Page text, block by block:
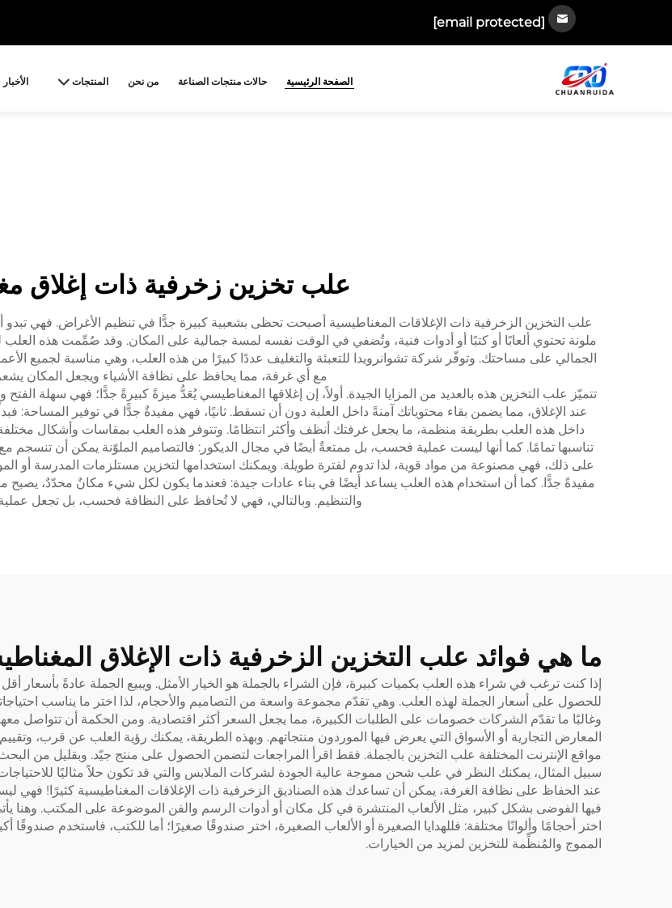
[email protected]
الصفحة الرئيسية حالات منتجات الصناعة من نحن المنتجات الأخبار
علب تخزين زخرفية ذات إغلاق
علب التخزين الزخرفية ذات الإغلاقات المغناطيسية أصبحت تحظى بشعبية كبيرة جدًّا في تنظيم الأغراض. فهي تبدو
ملونة تحتوي ألعابًا أو كتبًا أو أدوات فنية، وتُضفي في الوقت نفسه لمسة جمالية على المكان. وقد صُمِّمت هذه العلب
الجمالي على مساحتك. وتوفّر شركة تشوانرويدا للتعبئة والتغليف عددًا كبيرًا من هذه العلب، وهي مناسبة لجميع
مع أي غرفة، مما يحافظ على نظافة الأشياء ويجعل المكان
تتميّز علب التخزين هذه بالعديد من المزايا الجيدة. أولاً، إن إغلاقها المغناطيسي يُعَدُّ ميزةً كبيرةً جدًّا؛ فهي سهلة
عند الإغلاق، مما يضمن بقاء محتوياتك آمنةً داخل العلبة دون أن تسقط. ثانيًا، فهي مفيدةٌ جدًّا في توفير المساحة:
داخل هذه العلب بطريقة منظمة، ما يجعل غرفتك أنظف وأكثر انتظامًا. وتتوفر هذه العلب بمقاسات وأشكال
تناسبها تمامًا. كما أنها ليست عملية فحسب، بل ممتعةٌ أيضًا في مجال الديكور: فالتصاميم الملوّنة يمكن أن
على ذلك، فهي مصنوعة من مواد قوية، لذا تدوم لفترة طويلة. ويمكنك استخدامها لتخزين مستلزمات المدرسة أو
مفيدةً جدًّا. كما أن استخدام هذه العلب يساعد أيضًا في بناء عادات جيدة: فعندما يكون لكل شيء مكانٌ محدّدٌ، يصبح
والتنظيم. وبالتالي، فهي لا تُحافظ على النظافة فحسب، بل تجعل
ما هي فوائد علب التخزين الزخرفية ذات الإغلاق
إذا كنت ترغب في شراء هذه العلب بكميات كبيرة، فإن الشراء بالجملة هو الخيار الأمثل. ويبيع الجملة عادةً بأسعار
للحصول على أسعار الجملة لهذه العلب. وهي تقدّم مجموعة واسعة من التصاميم والأحجام، لذا اختر ما يناسب
وغالبًا ما تقدّم الشركات خصومات على الطلبات الكبيرة، مما يجعل السعر أكثر اقتصادية. ومن الحكمة أن تتواصل
المعارض التجارية أو الأسواق التي يعرض فيها الموردون منتجاتهم. وبهذه الطريقة، يمكنك رؤية العلب عن قرب،
مواقع الإنترنت المختلفة علب التخزين بالجملة. فقط اقرأ المراجعات لتضمن الحصول على منتج جيّد. وبقليل من
سبيل المثال، يمكنك النظر في علب شحن مموجة عالية الجودة لشركات الملابس والتي قد تكون حلاً مثاليًا
عند الحفاظ على نظافة الغرفة، يمكن أن تساعدك هذه الصناديق الزخرفية ذات الإغلاقات المغناطيسية كثيرًا! فهي
فيها الفوضى بشكل كبير، مثل الألعاب المنتشرة في كل مكان أو أدوات الرسم والفن الموضوعة على المكتب. وهنا يأتي
اختر أحجامًا وألوانًا مختلفة: فللهدايا الصغيرة أو الألعاب الصغيرة، اختر صندوقًا صغيرًا؛ أما للكتب، فاستخدم صندوقًا
المموج والمُنظِّمة للتخزين لمزيد من الخيارات.